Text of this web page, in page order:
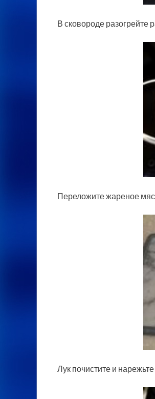
В сковороде разогрейте
Переложите жареное
Лук почистите и